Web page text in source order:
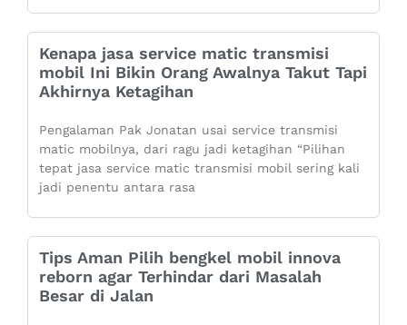
Kenapa jasa service matic transmisi
mobil Ini Bikin Orang Awalnya Takut Tapi
Akhirnya Ketagihan
Pengalaman Pak Jonatan usai service transmisi
matic mobilnya, dari ragu jadi ketagihan “Pilihan
tepat jasa service matic transmisi mobil sering kali
jadi penentu antara rasa
Tips Aman Pilih bengkel mobil innova
reborn agar Terhindar dari Masalah
Besar di Jalan